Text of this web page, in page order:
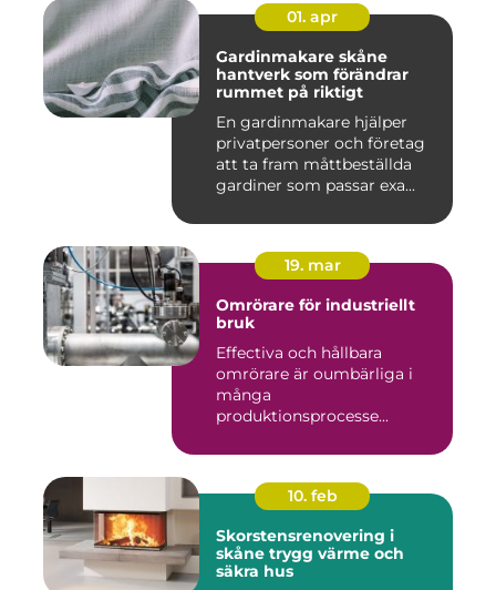
01. apr
Gardinmakare skåne
hantverk som förändrar
rummet på riktigt
En gardinmakare hjälper
privatpersoner och företag
att ta fram måttbeställda
gardiner som passar exa...
19. mar
Omrörare för industriellt
bruk
Effectiva och hållbara
omrörare är oumbärliga i
många
produktionsprocesse...
10. feb
Skorstensrenovering i
skåne trygg värme och
säkra hus